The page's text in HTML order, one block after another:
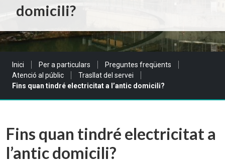
domicili?
Sou a:
Inici Per a particulars
Preguntes freqüents
Atenció al públic
Trasllat del servei
Fins quan tindré electricitat a l’antic domicili?
Fins quan tindré electricitat a
l’antic domicili?